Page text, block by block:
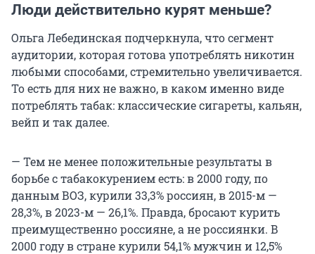
Люди действительно курят меньше?
Ольга Лебединская подчеркнула, что сегмент
аудитории, которая готова употреблять никотин
любыми способами, стремительно увеличивается.
То есть для них не важно, в каком именно виде
потреблять табак: классические сигареты, кальян,
вейп и так далее.
— Тем не менее положительные результаты в
борьбе с табакокурением есть: в 2000 году, по
данным ВОЗ, курили 33,3% россиян, в 2015-м —
28,3%, в 2023-м — 26,1%. Правда, бросают курить
преимущественно россияне, а не россиянки. В
2000 году в стране курили 54,1% мужчин и 12,5%